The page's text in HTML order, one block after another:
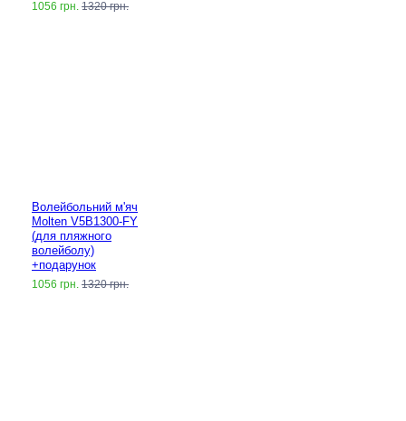
1056 грн. 1320 грн.
Волейбольний м'яч
Molten V5B1300-FY
(для пляжного
волейболу)
+подарунок
1056 грн. 1320 грн.